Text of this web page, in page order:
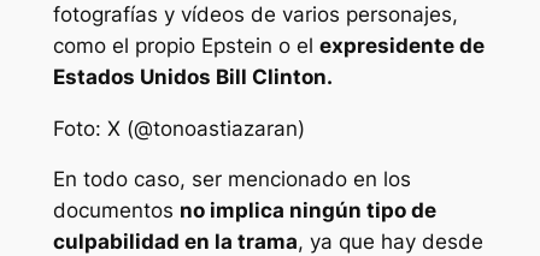
fotografías y vídeos de varios personajes,
como el propio Epstein o el expresidente de
Estados Unidos Bill Clinton.
Foto: X (@tonoastiazaran)
En todo caso, ser mencionado en los
documentos no implica ningún tipo de
culpabilidad en la trama, ya que hay desde